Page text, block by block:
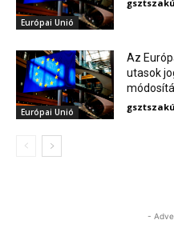
Európai Unió
Európai Unió
Az
utasok
-